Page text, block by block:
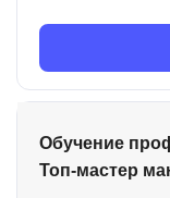
Обучение
Топ-мастер